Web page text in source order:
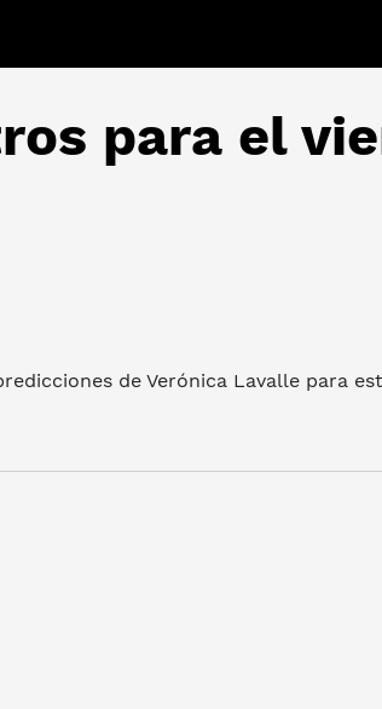
para el
de Verónica Lavalle para